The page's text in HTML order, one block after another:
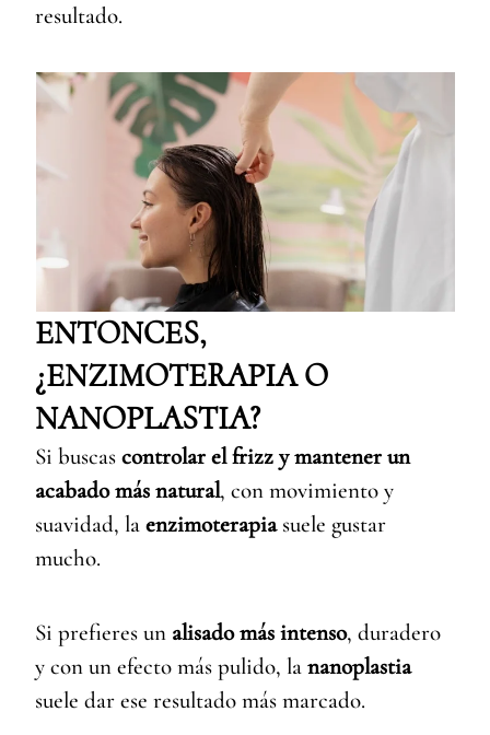
resultado.
ENTONCES,
¿ENZIMOTERAPIA O
NANOPLASTIA?
Si buscas controlar el frizz y mantener un
acabado más natural, con movimiento y
suavidad, laenzimoterapia suele gustar
mucho.
Si prefieres un alisado más intenso, duradero
y con un efecto más pulido, lananoplastia
suele dar ese resultado más marcado.